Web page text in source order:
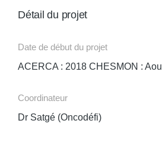
Détail du projet
Date de début du projet
ACERCA : 2018 CHESMON :
Coordinateur
Dr Satgé (Oncodéfi)